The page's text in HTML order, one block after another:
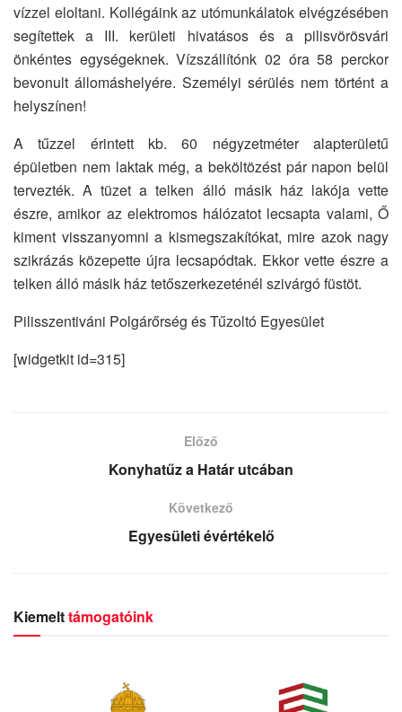
vízzel eloltani. Kollégáink az utómunkálatok elvégzésében
segítettek a III. kerületi hivatásos és a pilisvörösvári
önkéntes egységeknek. Vízszállítónk 02 óra 58 perckor
bevonult állomáshelyére. Személyi sérülés nem történt a
helyszínen!
A tűzzel érintett kb. 60 négyzetméter alapterületű
épületben nem laktak még, a beköltözést pár napon belül
tervezték. A tüzet a telken álló másik ház lakója vette
észre, amikor az elektromos hálózatot lecsapta valami, Ő
kiment visszanyomni a kismegszakítókat, mire azok nagy
szikrázás közepette újra lecsapódtak. Ekkor vette észre a
telken álló másik ház tetőszerkezeténél szivárgó füstöt.
Pilisszentiváni Polgárőrség és Tűzoltó Egyesület
[widgetkit id=315]
Előző
Konyhatűz a Határ utcában
Következő
Egyesületi évértékelő
Kiemelttámogatóink